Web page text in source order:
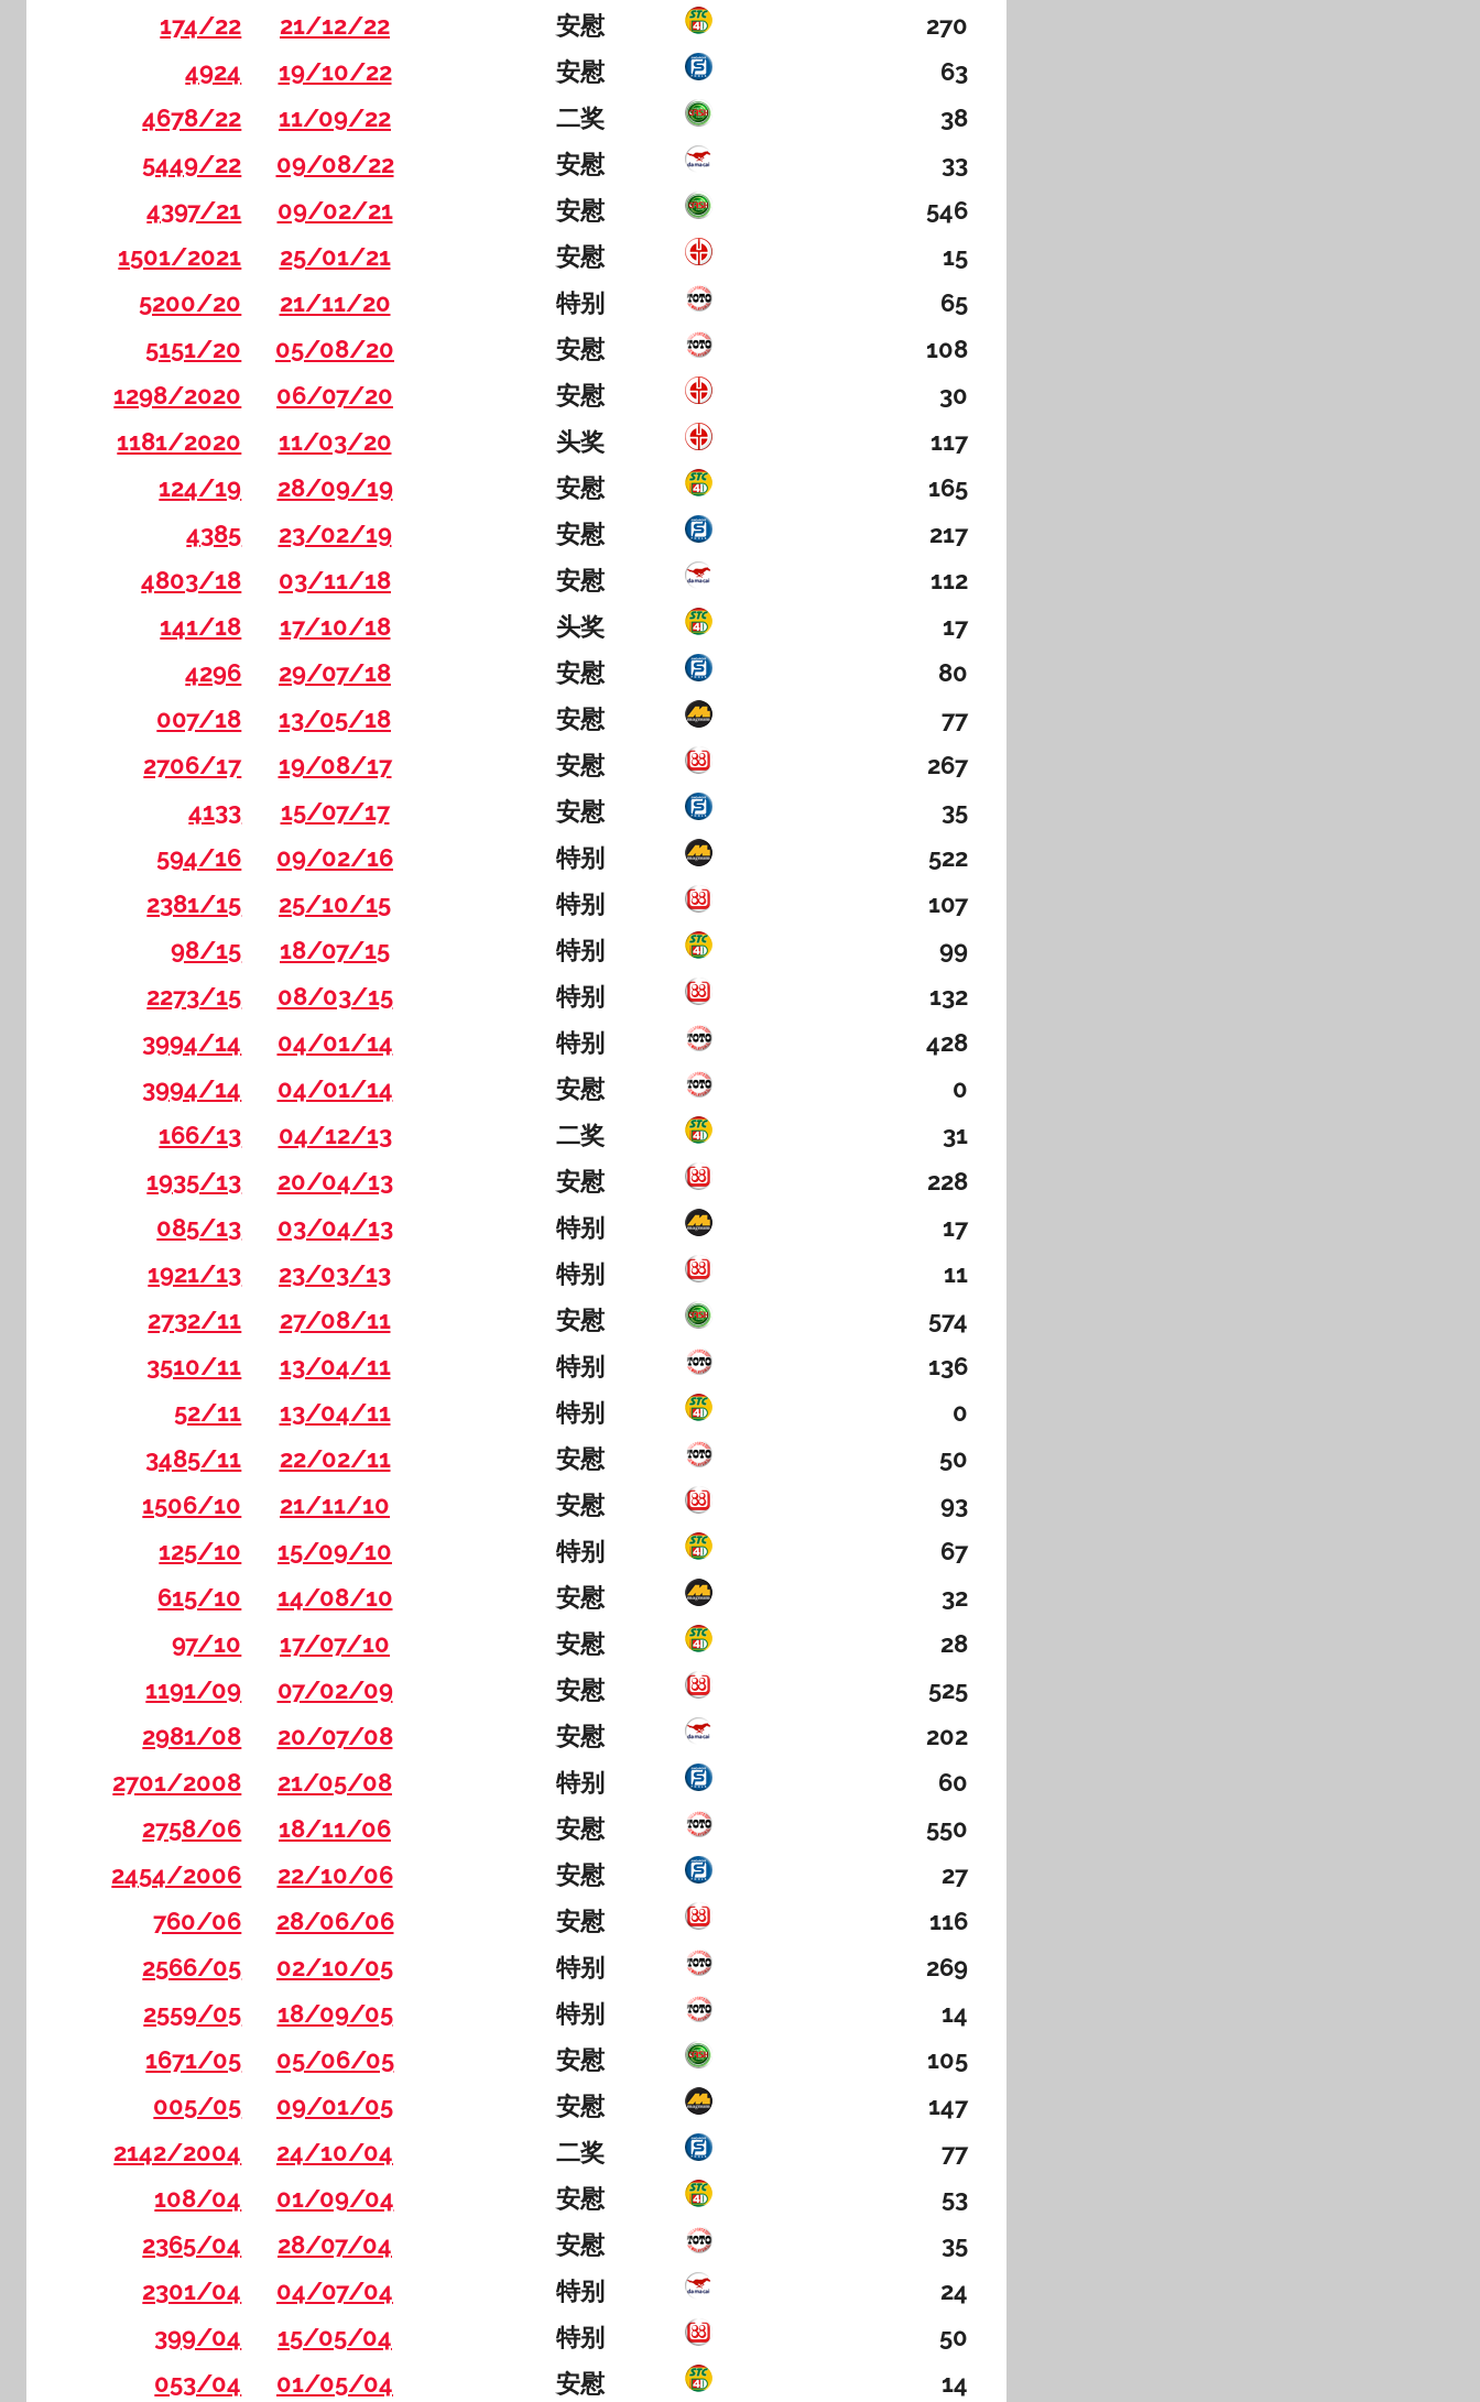
174/22
21/12/22 安慰
270
4924
19/10/22 安慰
63
4678/22
11/09/22 二奖
38
5449/22
09/08/22 安慰
33
4397/21
09/02/21 安慰
546
1501/2021
25/01/21 安慰
15
5200/20
21/11/20 特别
65
5151/20
05/08/20 安慰
108
1298/2020
06/07/20 安慰
30
1181/2020
11/03/20 头奖
117
124/19
28/09/19 安慰
165
4385
23/02/19 安慰
217
4803/18
03/11/18 安慰
112
141/18
17/10/18 头奖
17
4296
29/07/18 安慰
80
007/18
13/05/18 安慰
77
2706/17
19/08/17 安慰
267
4133
15/07/17 安慰
35
594/16
09/02/16 特别
522
2381/15
25/10/15 特别
107
98/15
18/07/15 特别
99
2273/15
08/03/15 特别
132
3994/14
04/01/14 特别
428
3994/14
04/01/14 安慰
0
166/13
04/12/13 二奖
31
1935/13
20/04/13 安慰
228
085/13
03/04/13 特别
17
1921/13
23/03/13 特别
11
2732/11
27/08/11 安慰
574
3510/11
13/04/11 特别
136
52/11
13/04/11 特别
0
3485/11
22/02/11 安慰
50
1506/10
21/11/10 安慰
93
125/10
15/09/10 特别
67
615/10
14/08/10 安慰
32
97/10
17/07/10 安慰
28
1191/09
07/02/09 安慰
525
2981/08
20/07/08 安慰
202
2701/2008
21/05/08 特别
60
2758/06
18/11/06 安慰
550
2454/2006
22/10/06 安慰
27
760/06
28/06/06 安慰
116
2566/05
02/10/05 特别
269
2559/05
18/09/05 特别
14
1671/05
05/06/05 安慰
105
005/05
09/01/05 安慰
147
2142/2004
24/10/04 二奖
77
108/04
01/09/04 安慰
53
2365/04
28/07/04 安慰
35
2301/04
04/07/04 特别
24
399/04
15/05/04 特别
50
053/04
01/05/04 安慰 14